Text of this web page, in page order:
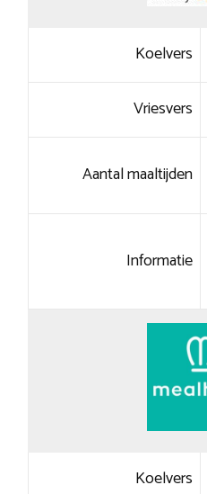
Koelvers
Vriesvers
Aantal maaltijden
Informatie
Koelvers